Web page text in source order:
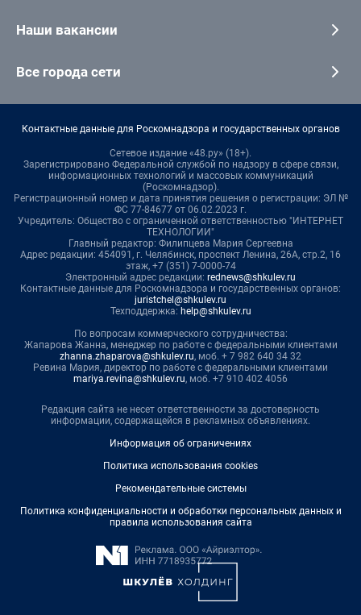
Наши вакансии
Все города сети
Контактные данные для Роскомнадзора и государственных органов
Сетевое издание «48.ру» (18+).
Зарегистрировано Федеральной службой по надзору в сфере связи,
информационных технологий и массовых коммуникаций
(Роскомнадзор).
Регистрационный номер и дата принятия решения о регистрации: ЭЛ №
ФС 77-84677 от 06.02.2023 г.
Учредитель: Общество с ограниченной ответственностью "ИНТЕРНЕТ
ТЕХНОЛОГИИ"
Главный редактор: Филипцева Мария Сергеевна
Адрес редакции: 454091, г. Челябинск, проспект Ленина, 26А, стр.2, 16
этаж, +7 (351) 7-0000-74
Электронный адрес редакции: rednews@shkulev.ru
Контактные данные для Роскомнадзора и государственных органов:
juristchel@shkulev.ru
Техподдержка: help@shkulev.ru
По вопросам коммерческого сотрудничества:
Жапарова Жанна, менеджер по работе с федеральными клиентами
zhanna.zhaparova@shkulev.ru, моб. + 7 982 640 34 32
Ревина Мария, директор по работе с федеральными клиентами
mariya.revina@shkulev.ru, моб. +7 910 402 4056
Редакция сайта не несет ответственности за достоверность
информации, содержащейся в рекламных объявлениях.
Информация об ограничениях
Политика использования cookies
Рекомендательные системы
Политика конфиденциальности и обработки персональных данных и
правила использования сайта